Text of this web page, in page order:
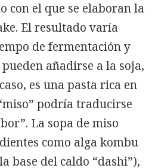
con el que se elaboran la
El resultado varía
de fermentación y
añadirse a la soja,
es una pasta rica en
podría traducirse
La sopa de miso
como alga kombu
base del caldo “dashi”),